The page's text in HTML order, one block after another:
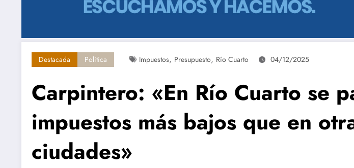
Destacada Política Impuestos, Presupuesto, Río Cuarto 04/12/2025
Carpintero: «En Río Cuarto se
impuestos más bajos que en
ciudades»